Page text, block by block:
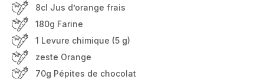
8cl Jus d’orange frais
180g Farine
1 Levure chimique (5 g)
zeste Orange
70g Pépites de chocolat